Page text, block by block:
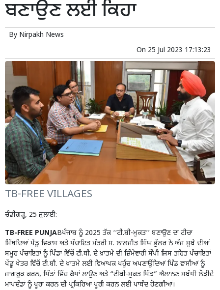
ਬਣਾਉਣ ਲਈ ਕਿਹਾ
By Nirpakh News
On 25 Jul 2023 17:13:23
TB-FREE VILLAGES
ਚੰਡੀਗੜ੍ਹ, 25 ਜੁਲਾਈ:
TB-FREE PUNJABਪੰਜਾਬ ਨੂੰ 2025 ਤੱਕ ‘‘ਟੀ.ਬੀ-ਮੁਕਤ’’ ਬਣਾਉਣ ਦਾ ਟੀਚਾ
ਮਿੱਥਦਿਆਂ ਪੇਂਡੂ ਵਿਕਾਸ ਅਤੇ ਪੰਚਾਇਤ ਮੰਤਰੀ ਸ. ਲਾਲਜੀਤ ਸਿੰਘ ਭੁੱਲਰ ਨੇ ਅੱਜ ਸੂਬੇ ਦੀਆਂ
ਸਮੂਹ ਪੰਚਾਇਤਾਂ ਨੂੰ ਪਿੰਡਾਂ ਵਿੱਚੋਂ ਟੀ.ਬੀ. ਦੇ ਖ਼ਾਤਮੇ ਦੀ ਜ਼ਿੰਮੇਵਾਰੀ ਸੌਂਪੀ ਜਿਸ ਤਹਿਤ ਪੰਚਾਇਤਾਂ
ਪੇਂਡੂ ਖੇਤਰ ਵਿੱਚੋਂ ਟੀ.ਬੀ. ਦੇ ਖ਼ਾਤਮੇ ਲਈ ਵਿਆਪਕ ਪਹੁੰਚ ਅਪਣਾਉਂਦਿਆਂ ਪਿੰਡ ਵਾਸੀਆਂ ਨੂੰ
ਜਾਗਰੂਕ ਕਰਨ, ਪਿੰਡਾਂ ਵਿੱਚ ਕੈਂਪਾਂ ਲਾਉਣ ਅਤੇ “ਟੀਬੀ-ਮੁਕਤ ਪਿੰਡ” ਐਲਾਨਣ ਸਬੰਧੀ ਲੋੜੀਂਦੇ
ਮਾਪਦੰਡਾਂ ਨੂੰ ਪੂਰਾ ਕਰਨ ਦੀ ਪ੍ਰਕਿਰਿਆ ਪੂਰੀ ਕਰਨ ਲਈ ਪਾਬੰਦ ਹੋਣਗੀਆਂ।